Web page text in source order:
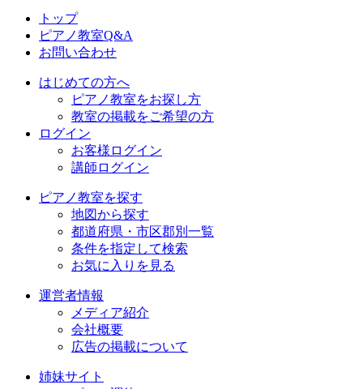
トップ
ピアノ教室Q&A
お問い合わせ
はじめての方へ
ピアノ教室をお探し方
教室の掲載をご希望の方
ログイン
お客様ログイン
講師ログイン
ピアノ教室を探す
地図から探す
都道府県・市区郡別一覧
条件を指定して検索
お気に入りを見る
運営者情報
メディア紹介
会社概要
広告の掲載について
姉妹サイト